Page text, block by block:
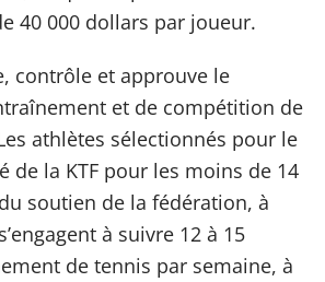
40 000 dollars par joueur.
contrôle et approuve le
et de compétition de
athlètes sélectionnés pour le
de la KTF pour les moins de 14
soutien de la fédération, à
à suivre 12 à 15
de tennis par semaine, à